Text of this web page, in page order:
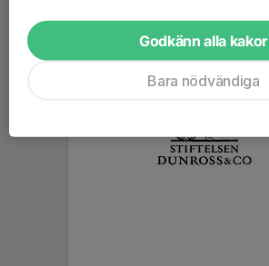
Godkänn alla kakor
Bara nödvändiga